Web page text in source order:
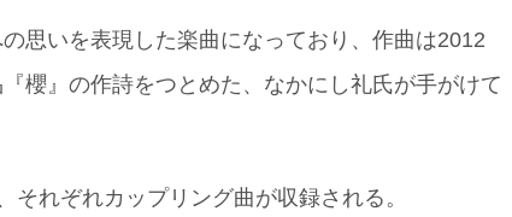
思いを表現した楽曲になっており、作曲は2012
櫻』の作詩をつとめた、なかにし礼氏が手がけて
れぞれカップリング曲が収録される。